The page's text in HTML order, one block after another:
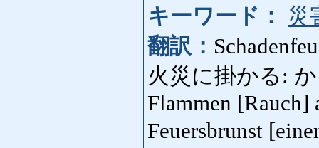
キーワード：
災
翻訳：
火災に掛かる:
Flammen [Rauch]
Feuersbrunst